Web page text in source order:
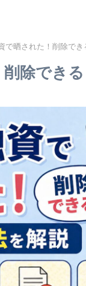
で晒された！削除で
除でき